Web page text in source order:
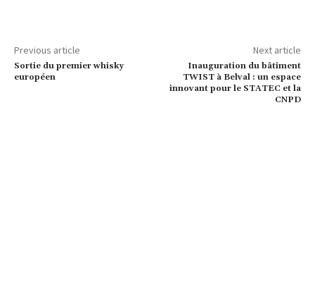
Previous article
Sortie du premier whisky
européen
Next article
Inauguration du bâtiment
TWIST à Belval : un espace
innovant pour le STATEC et la
CNPD